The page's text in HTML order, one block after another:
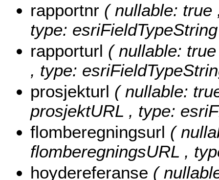
rapportnr ( nullable: true
type:
rapporturl ( nullable:
, type:
prosjekturl ( nullable:
prosjektURL , type:
flomberegningsurl (
flomberegningsURL ,
hoydereferanse (